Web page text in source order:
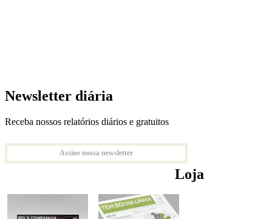
Newsletter diária
Receba nossos relatórios diários e gratuitos
Assine nossa newsletter
Loja